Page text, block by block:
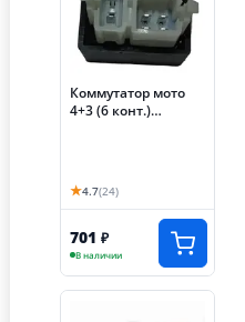
Коммутатор мото
4+3 (6 конт.)
★4.7(24)
701 ₽
В наличии